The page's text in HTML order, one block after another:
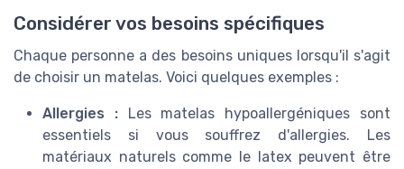
Considérer vos besoins spécifiques
Chaque personne a des besoins uniques lorsqu'il s'agit
de choisir un matelas. Voici quelques exemples :
Allergies :Les matelas hypoallergéniques sont
essentiels si vous souffrez d'allergies. Les
matériaux naturels comme le latex peuvent être